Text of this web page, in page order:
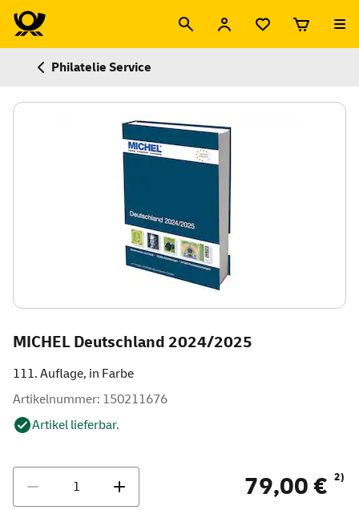
Philatelie Service
MICHEL Deutschland 2024/2025
111. Auflage, in Farbe
Artikelnummer: 150211676
Artikel lieferbar.
79,00 € 2)